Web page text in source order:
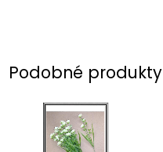
Podobné produkty